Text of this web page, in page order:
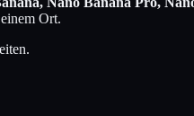
Ort.